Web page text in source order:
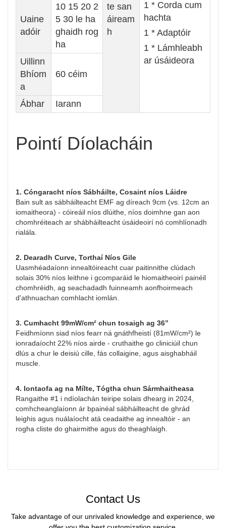
te san
áiream
h
1 * Corda cum
hachta
1 * Adaptóir
1 * Lámhleabh
ar úsáideora
Uaine
adóir
10 15 20 2
5 30 le ha
ghaidh rog
ha
Uillinn
Bhíom
a
60 céim
Ábhar Iarann
Pointí Díolacháin
1. Cóngaracht níos Sábháilte, Cosaint níos Láidre
Bain sult as sábháilteacht EMF ag díreach 9cm (vs. 12cm an
iomaitheora) - cóireáil níos dlúithe, níos doimhne gan aon
chomhréiteach ar shábháilteacht úsáideoirí nó comhlíonadh
rialála.
2. Dearadh Curve, Torthaí Níos Gile
Uasmhéadaíonn innealtóireacht cuar paitinnithe clúdach
solais 30% níos leithne i gcomparáid le hiomaitheoirí painéil
chomhréidh, ag seachadadh fuinneamh aonfhoirmeach
d'athnuachan comhlacht iomlán.
3. Cumhacht 99mW/cm² chun tosaigh ag 36”
Feidhmíonn siad níos fearr ná gnáthfheistí (81mW/cm²) le
ionradaíocht 22% níos airde - cruthaithe go cliniciúil chun
dlús a chur le deisiú cille, fás collaigine, agus aisghabháil
muscle.
4. Iontaofa ag na Mílte, Tógtha chun Sármhaitheasa
Rangaithe #1 i ndíolachán teiripe solais dhearg in 2024,
comhcheanglaíonn ár bpainéal sábháilteacht de ghrád
leighis agus nuálaíocht atá ceadaithe ag innealtóir - an
rogha cliste do ghairmithe agus do theaghlaigh.
Contact Us
Take advantage of our unrivaled knowledge and experience, we